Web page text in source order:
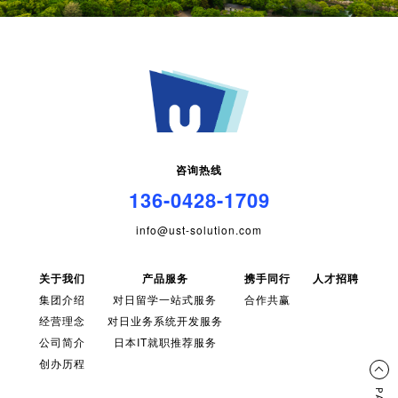
咨询热线
136-0428-1709
info@ust-solution.com
关于我们
集团介绍
经营理念
公司简介
创办历程
产品服务
对日留学一站式服务
对日业务系统开发服务
日本IT就职推荐服务
携手同行
合作共赢
人才招聘